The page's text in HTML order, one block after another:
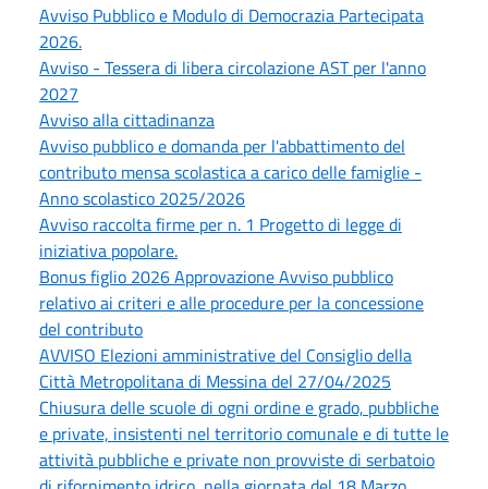
Avviso Pubblico e Modulo di Democrazia Partecipata
2026.
Avviso - Tessera di libera circolazione AST per l'anno
2027
Avviso alla cittadinanza
Avviso pubblico e domanda per l'abbattimento del
contributo mensa scolastica a carico delle famiglie -
Anno scolastico 2025/2026
Avviso raccolta firme per n. 1 Progetto di legge di
iniziativa popolare.
Bonus figlio 2026 Approvazione Avviso pubblico
relativo ai criteri e alle procedure per la concessione
del contributo
AVVISO Elezioni amministrative del Consiglio della
Città Metropolitana di Messina del 27/04/2025
Chiusura delle scuole di ogni ordine e grado, pubbliche
e private, insistenti nel territorio comunale e di tutte le
attività pubbliche e private non provviste di serbatoio